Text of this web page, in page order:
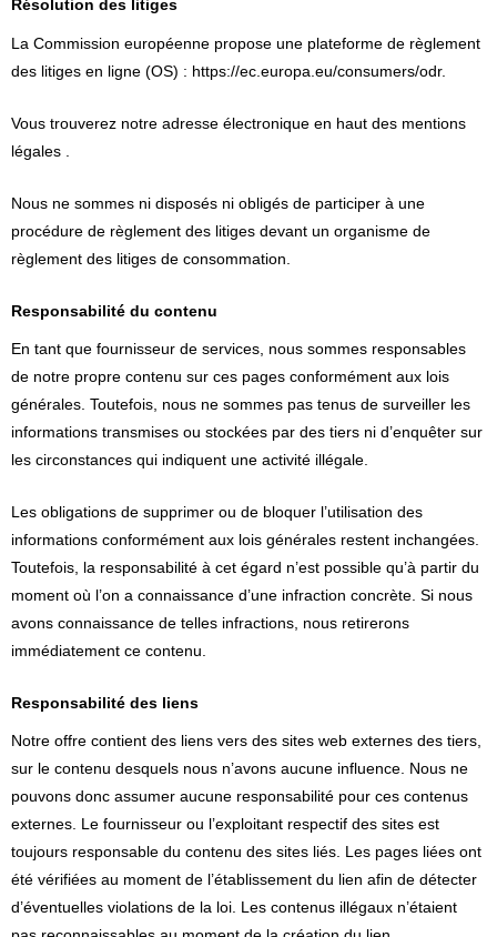
Résolution des litiges
La Commission européenne propose une plateforme de règlement
des litiges en ligne (OS) : https://ec.europa.eu/consumers/odr.
Vous trouverez notre adresse électronique en haut des mentions
légales .
Nous ne sommes ni disposés ni obligés de participer à une
procédure de règlement des litiges devant un organisme de
règlement des litiges de consommation.
Responsabilité du contenu
En tant que fournisseur de services, nous sommes responsables
de notre propre contenu sur ces pages conformément aux lois
générales. Toutefois, nous ne sommes pas tenus de surveiller les
informations transmises ou stockées par des tiers ni d’enquêter sur
les circonstances qui indiquent une activité illégale.
Les obligations de supprimer ou de bloquer l’utilisation des
informations conformément aux lois générales restent inchangées.
Toutefois, la responsabilité à cet égard n’est possible qu’à partir du
moment où l’on a connaissance d’une infraction concrète. Si nous
avons connaissance de telles infractions, nous retirerons
immédiatement ce contenu.
Responsabilité des liens
Notre offre contient des liens vers des sites web externes des tiers,
sur le contenu desquels nous n’avons aucune influence. Nous ne
pouvons donc assumer aucune responsabilité pour ces contenus
externes. Le fournisseur ou l’exploitant respectif des sites est
toujours responsable du contenu des sites liés. Les pages liées ont
été vérifiées au moment de l’établissement du lien afin de détecter
d’éventuelles violations de la loi. Les contenus illégaux n’étaient